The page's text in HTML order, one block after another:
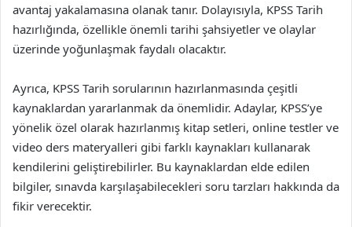
avantaj yakalamasına olanak tanır. Dolayısıyla, KPSS Tarih
hazırlığında, özellikle önemli tarihi şahsiyetler ve olaylar
üzerinde yoğunlaşmak faydalı olacaktır.
Ayrıca, KPSS Tarih sorularının hazırlanmasında çeşitli
kaynaklardan yararlanmak da önemlidir. Adaylar, KPSS’ye
yönelik özel olarak hazırlanmış kitap setleri, online testler ve
video ders materyalleri gibi farklı kaynakları kullanarak
kendilerini geliştirebilirler. Bu kaynaklardan elde edilen
bilgiler, sınavda karşılaşabilecekleri soru tarzları hakkında da
fikir verecektir.